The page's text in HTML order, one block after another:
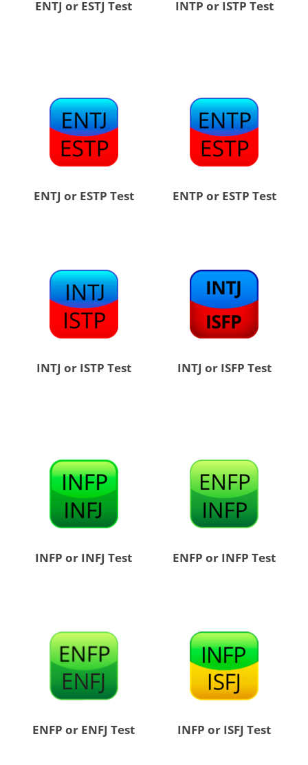
ENTJ or ESTJ Test INTP or ISTP Test
ENTJ or ESTP Test ENTP or ESTP Test
INTJ or ISTP Test INTJ or ISFP Test
INFP or INFJ Test ENFP or INFP Test
ENFP or ENFJ Test INFP or ISFJ Test